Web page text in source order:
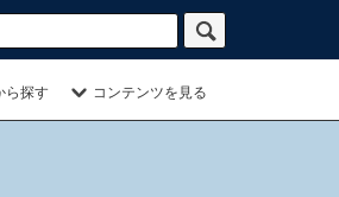
ら探す コンテンツを見る